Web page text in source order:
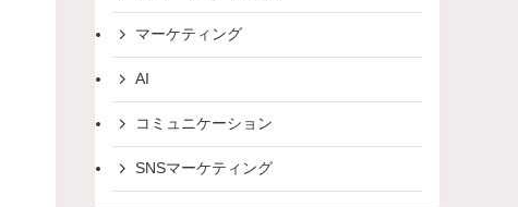
マーケティング
AI
コミュニケーション
SNSマーケティング